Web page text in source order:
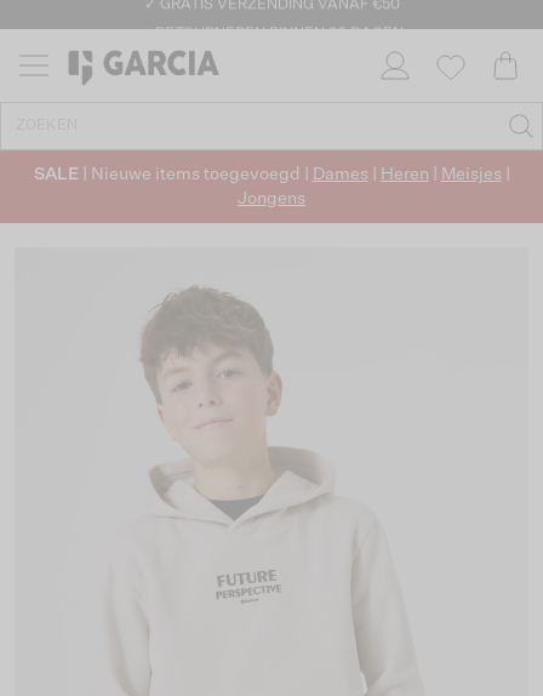
SALE | Nieuwe items toegevoegd | Dames Heren Meisjes
Jongens